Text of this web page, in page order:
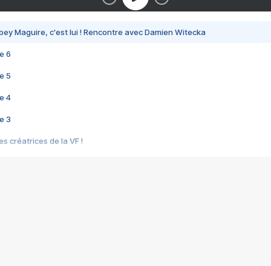
Maguire, c'est lui ! Rencontre avec Damien Witecka
6
5
4
3
créatrices de la VF !